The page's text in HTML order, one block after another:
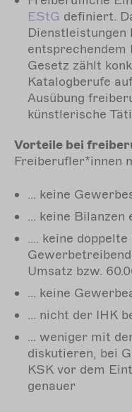
EStG definiert.
entsprechendem
Gesetz zählt
Katalogberufe
Ausübung
künstlerische
Vorteile bei
Freiberufler*innen
… keine
… keine Bilanzen
…. keine
Umsatz bzw.
… keine
… nicht der IHK
… weniger mit
diskutieren, bei
KSK vor dem
genauer